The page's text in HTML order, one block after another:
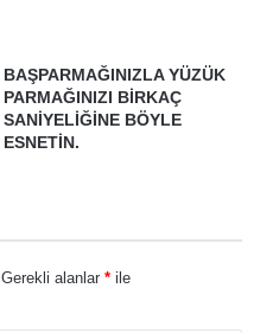
BAŞPARMAĞINIZLA YÜZÜK
PARMAĞINIZI BİRKAÇ
SANİYELİĞİNE BÖYLE
ESNETİN.
Gerekli alanlar * ile